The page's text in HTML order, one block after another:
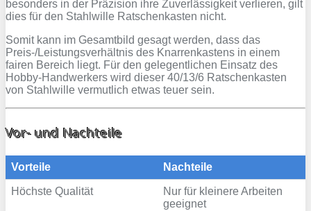
besonders in der Präzision ihre Zuverlässigkeit verlieren, gilt
dies für den Stahlwille Ratschenkasten nicht.
Somit kann im Gesamtbild gesagt werden, dass das
Preis-/Leistungsverhältnis des Knarrenkastens in einem
fairen Bereich liegt. Für den gelegentlichen Einsatz des
Hobby-Handwerkers wird dieser 40/13/6 Ratschenkasten
von Stahlwille vermutlich etwas teuer sein.
Vor- und Nachteile
Vorteile Nachteile
Höchste Qualität
Nur für kleinere Arbeiten
geeignet